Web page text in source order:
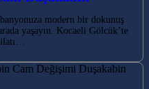
modern bir dokunuş
yaşayın. Kocaeli Gölcük’te